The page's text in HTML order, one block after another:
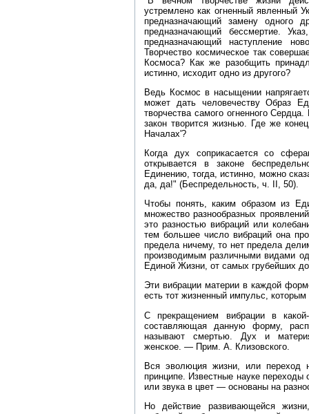
устремлено как огненный явленный
предназначающий замену одного
предназначающий бессмертие.
предназначающий наступление
Творчество космическое так
Космоса? Как же разобщить
истинно, исходит одно из другого?
Ведь Космос в насыщении
может дать человечеству Образ
творчества самого огненного
закон творится жизнью. Где же
Началах'?
Когда дух соприкасается со
открывается в законе
Единению, тогда, истинно, можно
да, да!" (Беспредельность, ч. II, 50).
Чтобы понять, каким образом из
множество разнообразных
это разностью вибраций или
тем большее число вибраций она
предела ничему, то нет предела
производимым различными видами
Единой Жизни, от самых грубейших
Эти вибрации материи в каждой
есть тот жизненный импульс,
С прекращением вибрации в
составляющая данную форму,
называют смертью. Дух и
женское. — Прим. А. Клизовского.
Вся эволюция жизни, или
принципе. Известные науке
или звука в цвет — основаны на
Но действие развивающейся